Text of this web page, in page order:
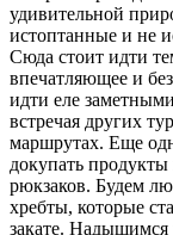
удивительной
истоптанные и не
Сюда стоит идти
впечатляющее и
идти еле
встречая других
маршрутах. Еще
докупать
рюкзаков. Будем
хребты, которые
закате.